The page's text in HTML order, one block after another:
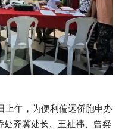
上午，为便利偏远侨胞申办
齐冀处长、王祉祎、曾粲